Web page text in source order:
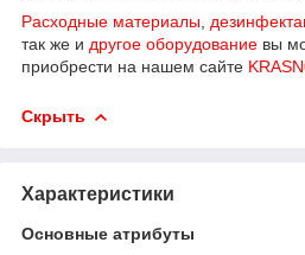
Расходные материалы
так же и другое оборудование вы
приобрести на нашем сайте
Скрыть
Характеристики
Основные атрибуты